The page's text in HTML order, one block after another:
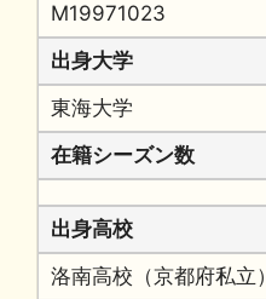
M19971023
出身大学
東海大学
在籍シーズン数
出身高校
洛南高校（京都府私立）